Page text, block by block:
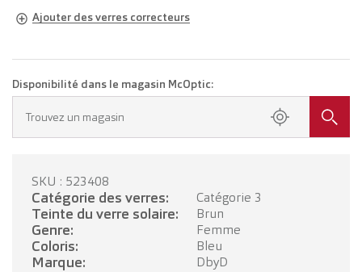
Ajouter des verres correcteurs
Lunettes avec verres unifocaux
PRENDRE RENDEZ-VOUS
Disponibilité dans le magasin McOptic:
Trouvez un magasin
SKU : 523408
Catégorie des verres: Catégorie 3
Teinte du verre solaire: Brun
Genre: Femme
Coloris: Bleu
Marque: DbyD